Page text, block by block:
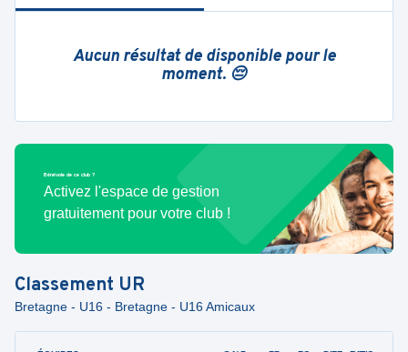
Aucun résultat de disponible pour le
moment. 😔
Bénévole de ce club ?
Activez l'espace de gestion
gratuitement pour votre club !
Classement UR
Bretagne - U16 - Bretagne - U16 Amicaux